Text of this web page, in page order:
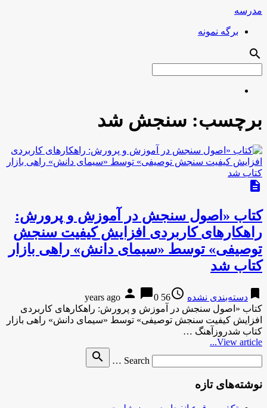
مدرسه
برگه نمونه
search
برچسب: سنجش شد
description
کتاب «اصول سنجش در آموزش و پرورش:
راهکارهای کاربردی افزایش کیفیت سنجش
توصیفی» توسط «سیمای دانش» راهی بازار
کتاب شد
bookmark دسته‌بندی نشده access_time
56 years ago
person chat_bubble0
کتاب «اصول سنجش در آموزش و پرورش: راهکارهای کاربردی
افزایش کیفیت سنجش توصیفی» توسط «سیمای دانش» راهی بازار
کتاب شدروزآهنگ …
View article...
Search …
search
نوشته‌های تازه